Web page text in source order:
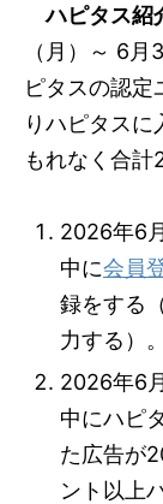
ハピタス紹
（月）～ 6
ピタスの認定
りハピタスに
もれなく合計
2026年6
中に会員
録をする
力する）。
2026年6
中にハピ
た広告が
ント以上